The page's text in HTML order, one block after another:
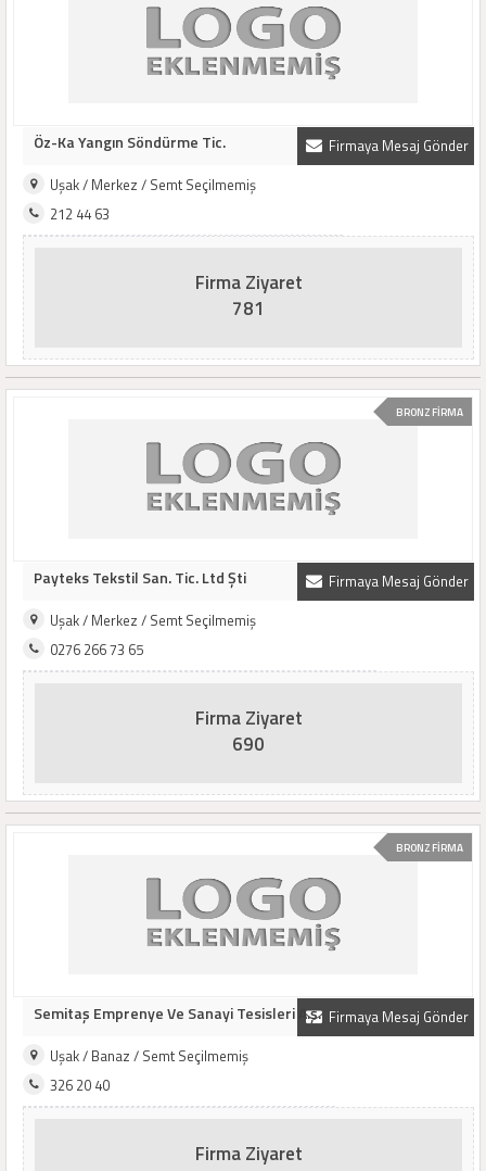
Firmaya Mesaj Gönder
Öz-Ka Yangın Söndürme Tic.
Uşak / Merkez / Semt Seçilmemiş
212 44 63
Firma Ziyaret
781
BRONZ FİRMA
Firmaya Mesaj Gönder
Payteks Tekstil San. Tic. Ltd Şti
Uşak / Merkez / Semt Seçilmemiş
0276 266 73 65
Firma Ziyaret
690
BRONZ FİRMA
Firmaya Mesaj Gönder
Semitaş Emprenye Ve Sanayi Tesisleri A.ş.
Uşak / Banaz / Semt Seçilmemiş
326 20 40
Firma Ziyaret